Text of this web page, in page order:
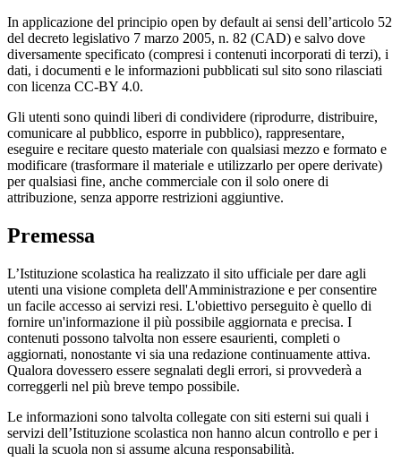
In applicazione del principio open by default ai sensi dell’articolo 52
del decreto legislativo 7 marzo 2005, n. 82 (CAD) e salvo dove
diversamente specificato (compresi i contenuti incorporati di terzi), i
dati, i documenti e le informazioni pubblicati sul sito sono rilasciati
con licenza CC-BY 4.0.
Gli utenti sono quindi liberi di condividere (riprodurre, distribuire,
comunicare al pubblico, esporre in pubblico), rappresentare,
eseguire e recitare questo materiale con qualsiasi mezzo e formato e
modificare (trasformare il materiale e utilizzarlo per opere derivate)
per qualsiasi fine, anche commerciale con il solo onere di
attribuzione, senza apporre restrizioni aggiuntive.
Premessa
L’Istituzione scolastica ha realizzato il sito ufficiale per dare agli
utenti una visione completa dell'Amministrazione e per consentire
un facile accesso ai servizi resi. L'obiettivo perseguito è quello di
fornire un'informazione il più possibile aggiornata e precisa. I
contenuti possono talvolta non essere esaurienti, completi o
aggiornati, nonostante vi sia una redazione continuamente attiva.
Qualora dovessero essere segnalati degli errori, si provvederà a
correggerli nel più breve tempo possibile.
Le informazioni sono talvolta collegate con siti esterni sui quali i
servizi dell’Istituzione scolastica non hanno alcun controllo e per i
quali la scuola non si assume alcuna responsabilità.